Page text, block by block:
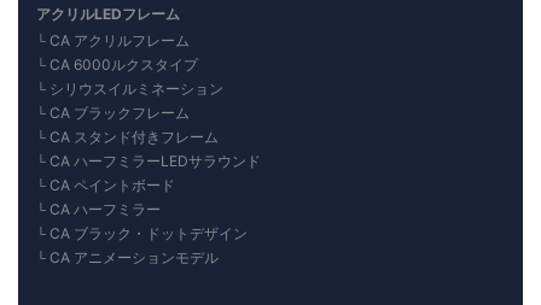
アクリルLEDフレーム
CA アクリルフレーム
CA 6000ルクスタイプ
シリウスイルミネーション
CA ブラックフレーム
CA スタンド付きフレーム
CA ハーフミラーLEDサラウンド
CA ペイントボード
CA ハーフミラー
CA ブラック・ドットデザイン
CA アニメーションモデル